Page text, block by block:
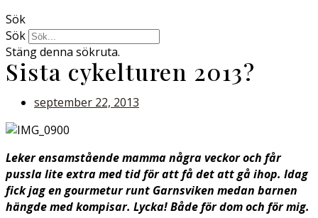
Sök
Sök
Stäng denna sökruta.
Sista cykelturen 2013?
september 22, 2013
Leker ensamstående mamma några veckor och får
pussla lite extra med tid för att få det att gå ihop. Idag
fick jag en gourmetur runt Garnsviken medan barnen
hängde med kompisar. Lycka! Både för dom och för mig.